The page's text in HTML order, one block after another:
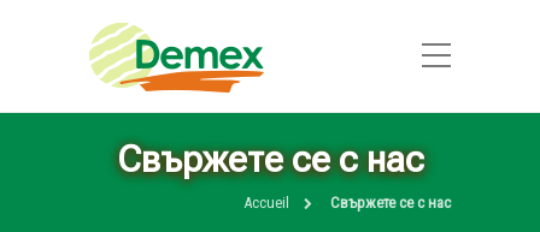
Свържете се с нас
Accueil Свържете се с нас